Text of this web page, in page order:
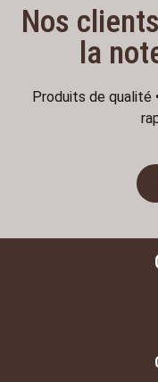
Nos
la
Produits de qualité